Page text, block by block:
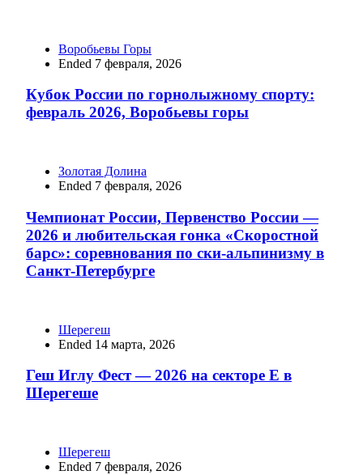
Воробьевы Горы
Ended 7 февраля, 2026
Кубок России по горнолыжному спорту:
февраль 2026, Воробьевы горы
Золотая Долина
Ended 7 февраля, 2026
Чемпионат России, Первенство России —
2026 и любительская гонка «Скоростной
барс»: соревнования по ски-альпинизму в
Санкт-Петербурге
Шерегеш
Ended 14 марта, 2026
Геш Иглу Фест — 2026 на секторе Е в
Шерегеше
Шерегеш
Ended 7 февраля, 2026